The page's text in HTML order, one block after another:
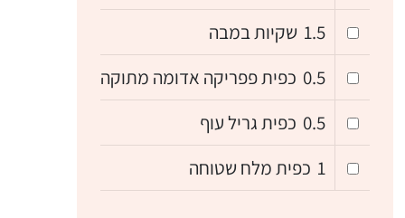
1.5 שקיות במבה
0.5 כפית פפריקה אדומה מתוקה
0.5 כפית גריל עוף
1 כפית מלח שטוחה